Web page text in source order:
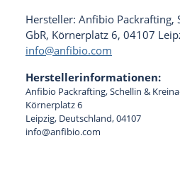
Hersteller: Anfibio Packrafting,
GbR, Körnerplatz 6, 04107
info@anfibio.com
Herstellerinformationen:
Anfibio Packrafting, Schellin &
Körnerplatz 6
Leipzig, Deutschland, 04107
info@anfibio.com